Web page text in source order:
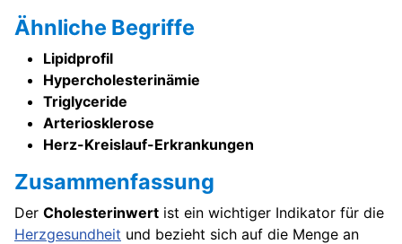
Ähnliche Begriffe
Lipidprofil
Hypercholesterinämie
Triglyceride
Arteriosklerose
Herz-Kreislauf-Erkrankungen
Zusammenfassung
Der Cholesterinwert ist ein wichtiger Indikator für die
Herzgesundheit und bezieht sich auf die Menge an